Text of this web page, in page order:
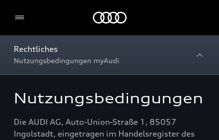
Rechtliches
Nutzungsbedingungen myAudi
Nutzungsbedingungen
Die AUDI AG, Auto-Union-Straße 1, 85057
Ingolstadt, eingetragen im Handelsregister des